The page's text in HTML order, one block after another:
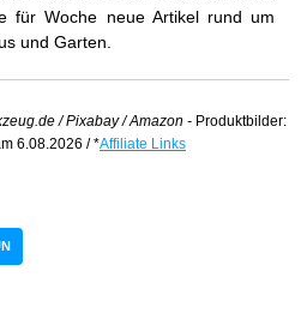
für Woche neue Artikel rund um
und Garten.
/ Pixabay / Amazon - Produktbilder:
6.08.2026 / *Affiliate Links